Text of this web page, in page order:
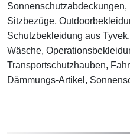
Sitzbezüge,
Schutzbekleidung aus
Wäsche,
Transportschutzhauben,
Dämmungs-Artikel,